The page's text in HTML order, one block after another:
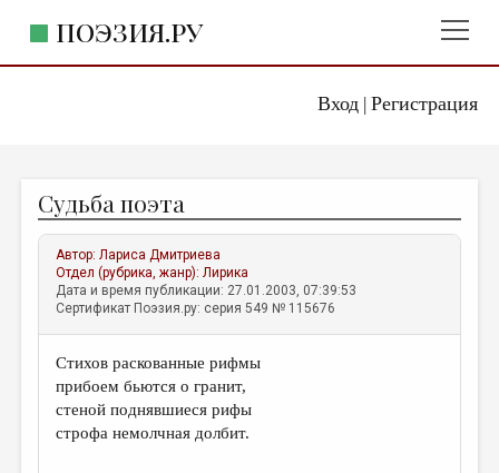
Вход| Регистрация
ПОЭЗИЯ.РУ
ЖАНРЫ
АВТОРЫ
КОММЕНТАРИИ
ЛИТСАЛОН
НОВОСТИ
ПРАВИЛА САЙТА
Судьба поэта
Автор:Лариса Дмитриева
Отдел (рубрика, жанр):Лирика
Дата и время публикации: 27.01.2003, 07:39:53
Сертификат Поэзия.ру: серия 549 № 115676
Стихов раскованные рифмы
прибоем бьются о гранит,
стеной поднявшиеся рифы
строфа немолчная долбит.